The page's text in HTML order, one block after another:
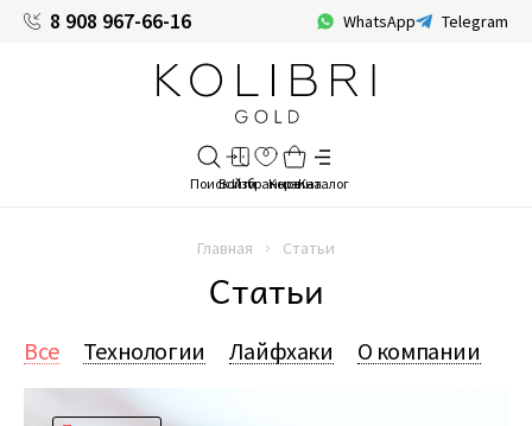
8 908 967-66-16 WhatsApp Telegram
Главная Статьи
Статьи
Все Технологии Лайфхаки О компании